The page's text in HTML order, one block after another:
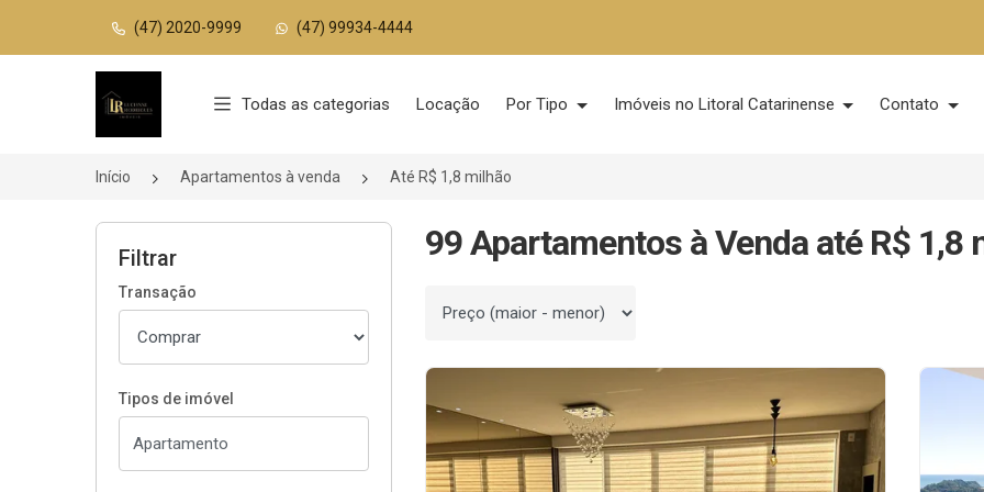
(47) 2020-9999 (47) 99934-4444
Página inicial
Todas as categorias Locação Por Tipo Imóveis no Litoral Catarinense Contato
Início Apartamentos à venda Até R$ 1,8 milhão
Filtrar
Transação
Tipos de imóvel
99 Apartamentos à Venda até R$ 1,8
Ordenar por